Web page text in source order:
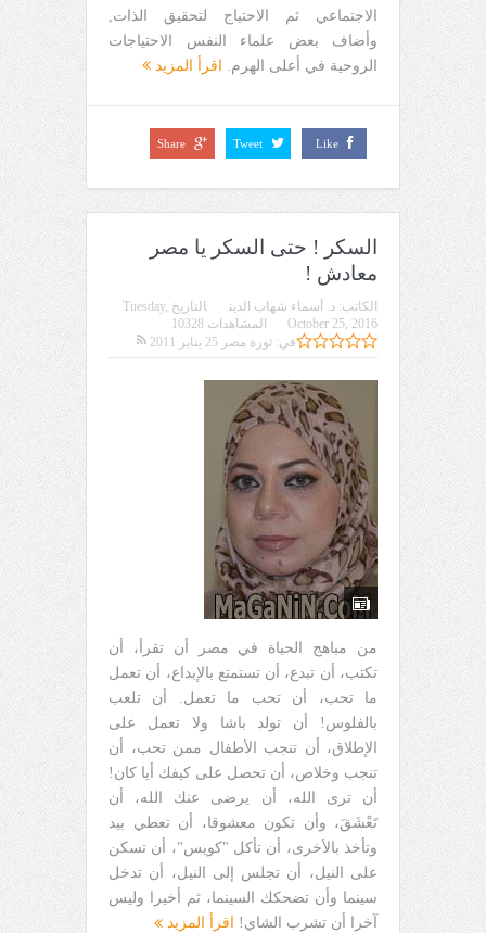
الاجتماعي ثم الاحتياج لتحقيق الذات,
وأضاف بعض علماء النفس الاحتياجات
الروحية في أعلى الهرم.
اقرأ المزيد
Like
Tweet
Share
السكر ! حتى السكر يا مصر
معادش !
الكاتب: د. أسماء شهاب الدين التاريخ Tuesday,
October 25, 2016
في: ثورة مصر 25 يناير 2011
المشاهدات 10328
من مباهج الحياة في مصر أن تقرأ، أن
تكتب، أن تبدع، أن تستمتع بالإبداع، أن تعمل
ما تحب، أن تحب ما تعمل. أن تلعب
بالفلوس! أن تولد باشا ولا تعمل على
الإطلاق، أن تنجب الأطفال ممن تحب، أن
تنجب وخلاص، أن تحصل على كيفك أيا كان!
أن ترى الله، أن يرضى عنك الله، أن
تَعْشَقَ، وأن تكون معشوقا، أن تعطي بيد
وتأخذ بالأخرى، أن تأكل "كويس"، أن تسكن
على النيل، أن تجلس إلى النيل، أن تدخل
سينما وأن تضحكك السينما، ثم أخيرا وليس
آخرا أن تشرب الشاي!
اقرأ المزيد